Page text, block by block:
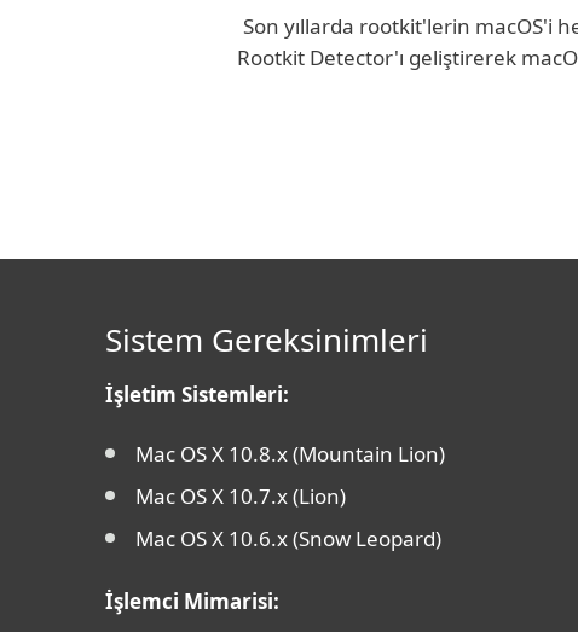
Son yıllarda rootkit'lerin macOS'i
Rootkit Detector'ı geliştirerek
Sistem Gereksinimleri
İşletim Sistemleri:
Mac OS X 10.8.x (Mountain Lion)
Mac OS X 10.7.x (Lion)
Mac OS X 10.6.x (Snow Leopard)
İşlemci Mimarisi: